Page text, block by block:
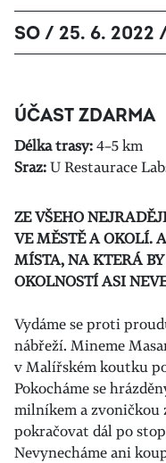
SO / 25. 6. 2022
ÚČAST ZDARMA
Délka trasy:4–5 km
Sraz:U Restaurace
ZE VŠEHO
VE MĚSTĚ A OKOLÍ.
MÍSTA, NA KTERÁ
OKOLNOSTÍ ASI
Vydáme se proti
nábřeží. Mineme
v Malířském koutku
Pokocháme se
milníkem a zvoničkou
pokračovat dál po
Nevynecháme ani